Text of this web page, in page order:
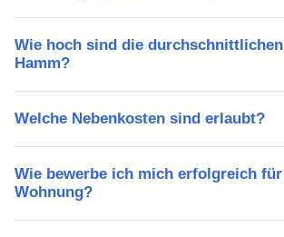
Wie hoch sind die
Hamm?
Welche Nebenkosten sind erlaubt?
Wie bewerbe ich mich erfolgreich
Wohnung?